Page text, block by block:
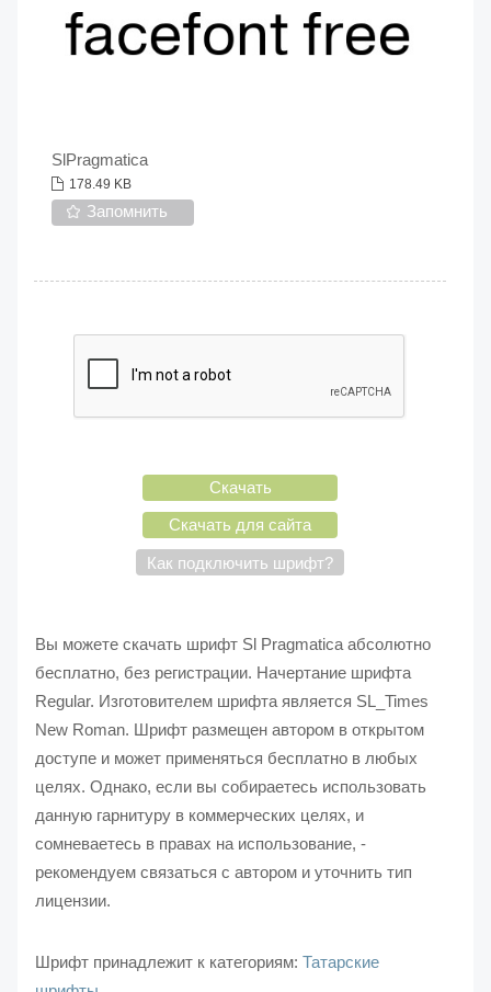
SlPragmatica
178.49 KB
Запомнить
Скачать
Скачать для сайта
Как подключить шрифт?
Вы можете скачать шрифт Sl Pragmatica абсолютно
бесплатно, без регистрации. Начертание шрифта
Regular. Изготовителем шрифта является SL_Times
New Roman. Шрифт размещен автором в открытом
доступе и может применяться бесплатно в любых
целях. Однако, если вы собираетесь использовать
данную гарнитуру в коммерческих целях, и
сомневаетесь в правах на использование, -
рекомендуем связаться с автором и уточнить тип
лицензии.
Шрифт принадлежит к категориям: Татарские